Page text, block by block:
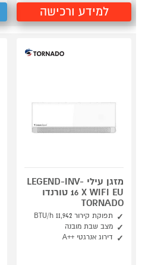
למידע ורכישה
מזגן עילי LEGEND-INV-
16 X WIFI EU טורנדו
TORNADO
תפוקת קירור BTU/h 11,942
מצב שבת מובנה
דירוג אנרגטי ++A